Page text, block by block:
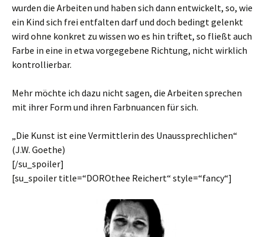
wurden die Arbeiten und haben sich dann entwickelt, so, wie
ein Kind sich frei entfalten darf und doch bedingt gelenkt
wird ohne konkret zu wissen wo es hin triftet, so fließt auch
Farbe in eine in etwa vorgegebene Richtung, nicht wirklich
kontrollierbar.
Mehr möchte ich dazu nicht sagen, die Arbeiten sprechen
mit ihrer Form und ihren Farbnuancen für sich.
„Die Kunst ist eine Vermittlerin des Unaussprechlichen“
(J.W. Goethe)
[/su_spoiler]
[su_spoiler title=“DOROthee Reichert“ style=“fancy“]